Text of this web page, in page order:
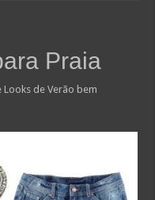
Praia
Looks de Verão bem